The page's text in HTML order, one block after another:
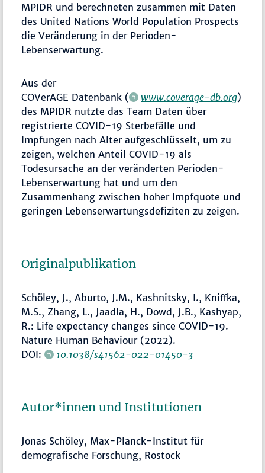
MPIDR und berechneten zusammen mit Daten
des United Nations World Population Prospects
die Veränderung in der Perioden-
Lebenserwartung.
Aus der
COVerAGE Datenbank (
www.coverage-db.org)
des MPIDR nutzte das Team Daten über
registrierte COVID-19 Sterbefälle und
Impfungen nach Alter aufgeschlüsselt, um zu
zeigen, welchen Anteil COVID-19 als
Todesursache an der veränderten Perioden-
Lebenserwartung hat und um den
Zusammenhang zwischen hoher Impfquote und
geringen Lebenserwartungsdefiziten zu zeigen.
Originalpublikation
Schöley, J., Aburto, J.M., Kashnitsky, I., Kniﬀka,
M.S., Zhang, L., Jaadla, H., Dowd, J.B., Kashyap,
R.: Life expectancy changes since COVID-19.
Nature Human Behaviour (2022).
DOI:
10.1038/s41562-022-01450-3
Autor*innen und Institutionen
Jonas Schöley, Max-Planck-Institut für
demografische Forschung, Rostock